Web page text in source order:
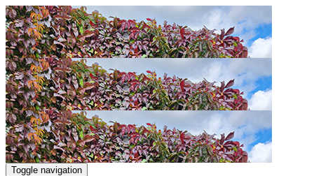
Toggle navigation